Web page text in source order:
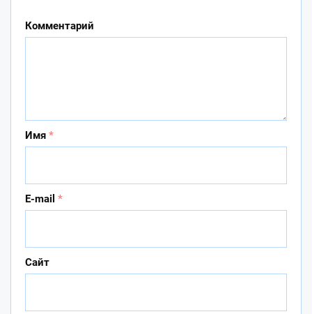
Комментарий
Имя *
E-mail *
Сайт